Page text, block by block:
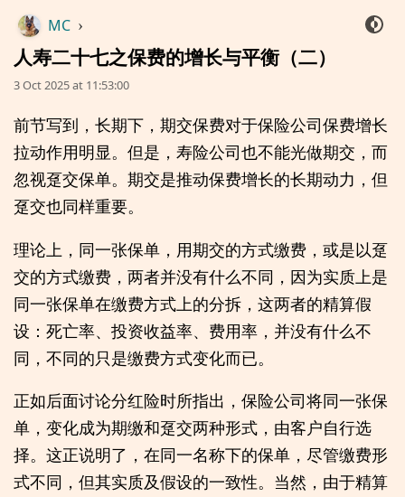
MC ›
人寿二十七之保费的增长与平衡（二）
3 Oct 2025 at 11:53:00
前节写到，长期下，期交保费对于保险公司保费增长
拉动作用明显。但是，寿险公司也不能光做期交，而
忽视趸交保单。期交是推动保费增长的长期动力，但
趸交也同样重要。
理论上，同一张保单，用期交的方式缴费，或是以趸
交的方式缴费，两者并没有什么不同，因为实质上是
同一张保单在缴费方式上的分拆，这两者的精算假
设：死亡率、投资收益率、费用率，并没有什么不
同，不同的只是缴费方式变化而已。
正如后面讨论分红险时所指出，保险公司将同一张保
单，变化成为期缴和趸交两种形式，由客户自行选
择。这正说明了，在同一名称下的保单，尽管缴费形
式不同，但其实质及假设的一致性。当然，由于精算